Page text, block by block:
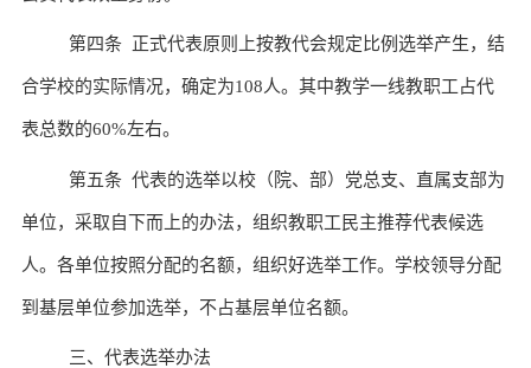
第四条 正式代表原则上按教代会规定比例选举产生，结
合学校的实际情况，确定为108人。其中教学一线教职工占代
表总数的60%左右。
第五条 代表的选举以校（院、部）党总支、直属支部为
单位，采取自下而上的办法，组织教职工民主推荐代表候选
人。各单位按照分配的名额，组织好选举工作。学校领导分配
到基层单位参加选举，不占基层单位名额。
三、代表选举办法